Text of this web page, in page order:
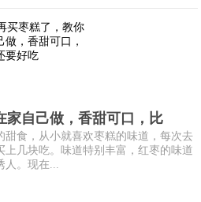
家自己做，香甜可口，比
甜食，从小就喜欢枣糕的味道，每次去
上几块吃。味道特别丰富，红枣的味道
人。现在...